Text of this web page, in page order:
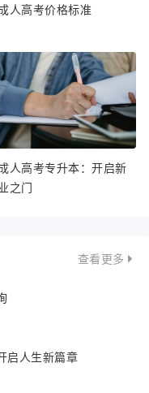
人高考价格标准
人高考专升本：开启新
之门
查看更多
启人生新篇章